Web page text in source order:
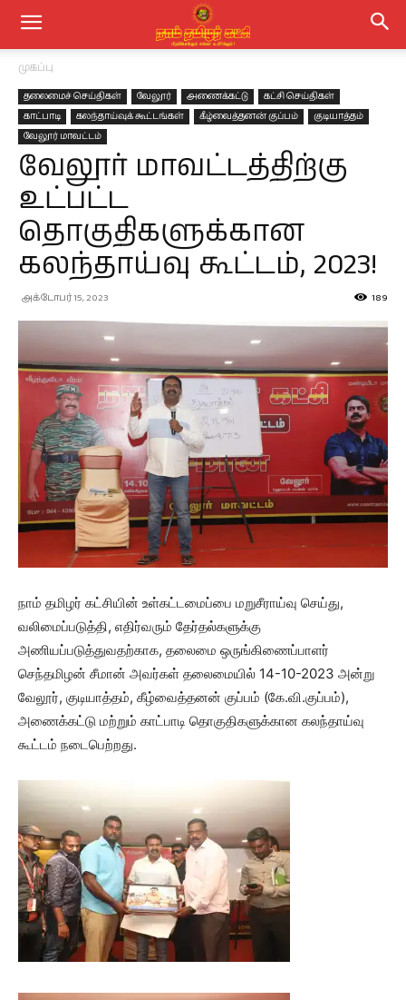
முகப்பு
தலைமைச் செய்திகள் வேலூர் அணைக்கட்டு
கட்சி செய்திகள்
காட்பாடி
கலந்தாய்வுக் கூட்டங்கள் கீழ்வைத்தனன் குப்பம்
குடியாத்தம்
வேலூர் மாவட்டம்
வேலூர் மாவட்டத்திற்கு
உட்பட்ட
தொகுதிகளுக்கான
கலந்தாய்வு கூட்டம், 2023!
அக்டோபர் 15, 2023 189
நாம் தமிழர் கட்சியின் உள்கட்டமைப்பை மறுசீராய்வு செய்து,
வலிமைப்படுத்தி, எதிர்வரும் தேர்தல்களுக்கு
அணியப்படுத்துவதற்காக, தலைமை ஒருங்கிணைப்பாளர்
செந்தமிழன் சீமான் அவர்கள் தலைமையில் 14-10-2023 அன்று
வேலூர், குடியாத்தம், கீழ்வைத்தனன் குப்பம் (கே.வி.குப்பம்),
அணைக்கட்டு மற்றும் காட்பாடி தொகுதிகளுக்கான கலந்தாய்வு
கூட்டம் நடைபெற்றது.